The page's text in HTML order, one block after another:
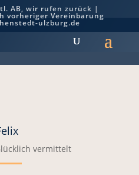
AB, wir rufen zurück |
vorheriger Vereinbarung
ulzburg.de
vermittelt